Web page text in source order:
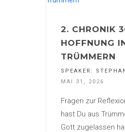
2. CHRONIK
HOFFNUNG
TRÜMMERN
SPEAKER:
MAI 31, 2026
Fragen zur
hast Du aus
Gott zugelassen